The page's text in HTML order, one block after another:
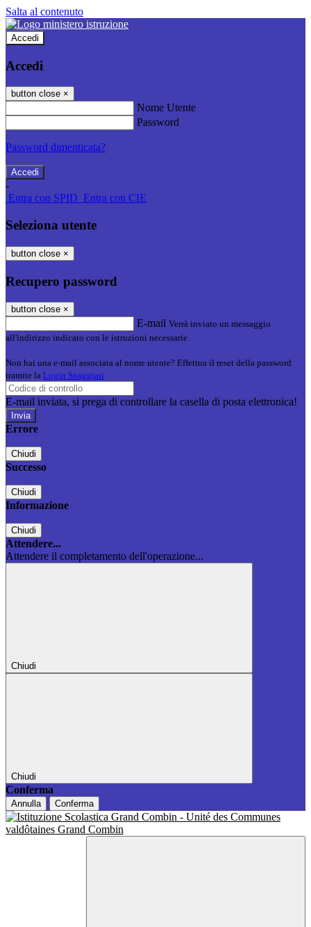
Salta al contenuto
Accedi
Accedi
button close ×
Nome Utente
Password
Password dimenticata?
-
Entra con SPID Entra con CIE
Seleziona utente
button close ×
Recupero password
button close ×
E-mail Verrà inviato un messaggio
all'indirizzo indicato con le istruzioni necessarie.
Non hai una e-mail associata al nome utente? Effettua il reset della password
tramite la Login Spaggiari
E-mail inviata, si prega di controllare la casella di posta elettronica!
Errore
Chiudi
Successo
Chiudi
Informazione
Chiudi
Attendere...
Attendere il completamento dell'operazione...
Chiudi
Chiudi
Conferma
Annulla Conferma